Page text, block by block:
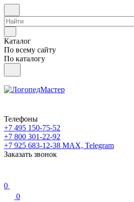
Каталог
По всему сайту
По каталогу
Телефоны
+7 495 150-75-52
+7 800 301-22-92
+7 925 683-12-38 MAX, Telegram
Заказать звонок
0
0